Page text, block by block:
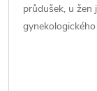
průdušek, u žen